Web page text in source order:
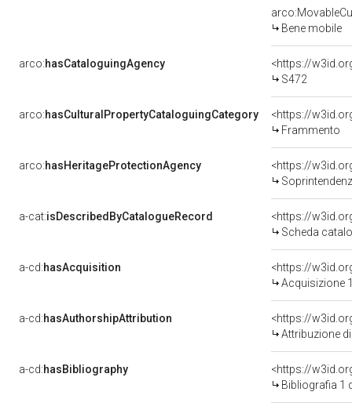
Bene mobile
arco:hasCataloguingAgency
<https://
S472
arco:hasCulturalPropertyCataloguingCategory
<https://
Frammento
arco:hasHeritageProtectionAgency
<https://
Soprintendenza
a-cat:isDescribedByCatalogueRecord
<https://
Scheda
a-cd:hasAcquisition
<https://
Acquisizione
a-cd:hasAuthorshipAttribution
Attribuzione
a-cd:hasBibliography
<https://
Bibliografia 1